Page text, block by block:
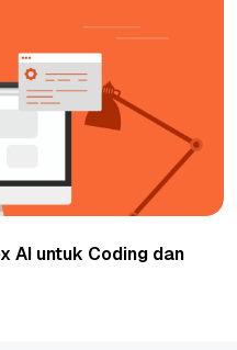
AI untuk Coding dan